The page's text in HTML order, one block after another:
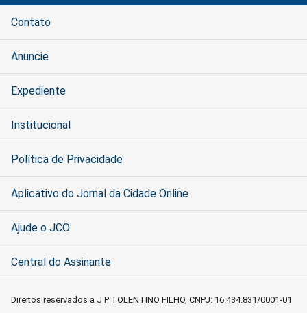
Contato
Anuncie
Expediente
Institucional
Política de Privacidade
Aplicativo do Jornal da Cidade Online
Ajude o JCO
Central do Assinante
Direitos reservados a J P TOLENTINO FILHO, CNPJ: 16.434.831/0001-01